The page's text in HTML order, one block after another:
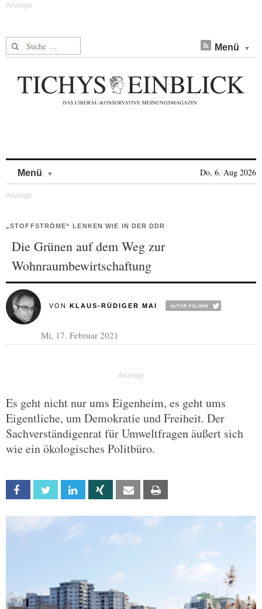
Suche nach: Menü
Menü Do, 6. Aug 2026
„STOFFSTRÖME“ LENKEN WIE IN DER DDR
Die Grünen auf dem Weg zur
Wohnraumbewirtschaftung
VON KLAUS-RÜDIGER MAI
Mi, 17. Februar 2021
Es geht nicht nur ums Eigenheim, es geht ums
Eigentliche, um Demokratie und Freiheit. Der
Sachverständigenrat für Umweltfragen äußert sich
wie ein ökologisches Politbüro.
Facebook Twitter Linkedin Xing Email